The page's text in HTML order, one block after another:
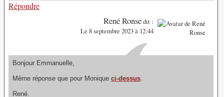
Répondre
René Ronsedit :
Le 8 septembre 2023 à 12:44
Bonjour Emmanuelle,
Même réponse que pour Monique ci-dessus.
René.